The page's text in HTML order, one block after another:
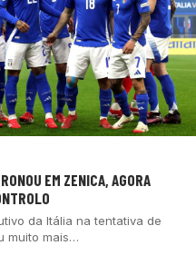
EM ZENICA, AGORA
da Itália na tentativa de
muito mais…